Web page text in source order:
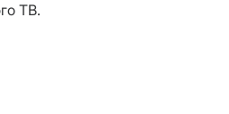
ТВ.